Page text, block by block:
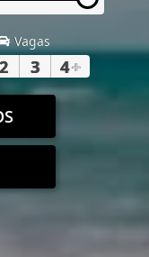
Vagas
2 3 4+